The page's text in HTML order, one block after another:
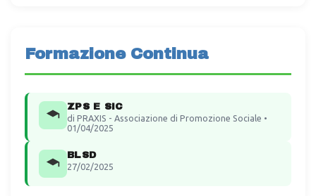
Formazione Continua
ZPS E SIC
di PRAXIS - Associazione di Promozione Sociale •
01/04/2025
BLSD
27/02/2025